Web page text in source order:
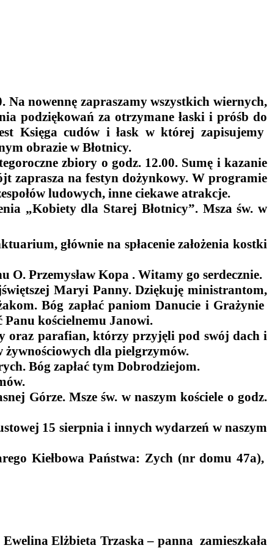
nowennę zapraszamy wszystkich wiernych,
podziękowań za otrzymane łaski i próśb do
Księga cudów i łask w której zapisujemy
obrazie w Błotnicy.
zbiory o godz. 12.00. Sumę i kazanie
zaprasza na festyn dożynkowy. W programie
ludowych, inne ciekawe atrakcje.
„Kobiety dla Starej Błotnicy”. Msza św. w
głównie na spłaceniezałożenia kostki
O. Przemysław Kopa . Witamy go serdecznie.
Maryi Panny. Dziękuję ministrantom,
Bóg zapłać paniom Danucie i Grażynie
Panu kościelnemu Janowi.
oraz parafian, którzy przyjęli pod swój dach i
dla pielgrzymów.
Bóg zapłać tym Dobrodziejom.
Górze. Msze św. w naszym kościele o godz.
15 sierpnia i innych wydarzeń w naszym
Kiełbowa Państwa: Zych (nr domu 47a),
Elżbieta Trzaska – panna zamieszkała